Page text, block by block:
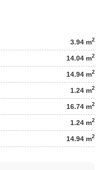
3.94 m2
14.04 m2
14.94 m2
1.24 m2
16.74 m2
1.24 m2
14.94 m2